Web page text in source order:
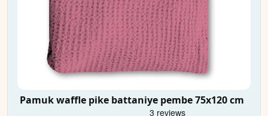
Pamuk waffle pike battaniye pembe 75x120 cm